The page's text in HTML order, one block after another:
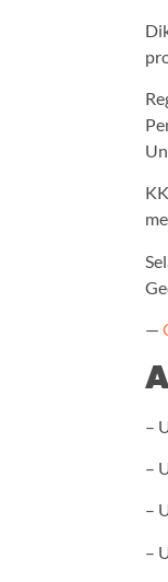
—
–
–
–
–